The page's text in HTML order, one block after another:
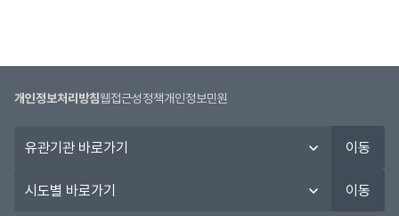
개인정보처리방침웹접근성정책개인정보민원
관
이동
도
이동